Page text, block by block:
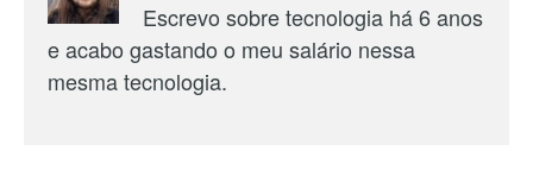
Escrevo sobre tecnologia há 6 anos
e acabo gastando o meu salário nessa
mesma tecnologia.